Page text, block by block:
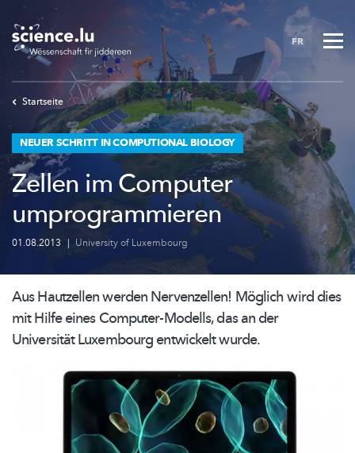
to
main
content
FR
Startseite
NEUER SCHRITT IN COMPUTIONAL BIOLOGY
Zellen im Computer
umprogrammieren
01.08.2013 | University of Luxembourg
Aus Hautzellen werden Nervenzellen! Möglich wird dies
mit Hilfe eines Computer-Modells,das an der
Universität Luxembourg entwickelt wurde.